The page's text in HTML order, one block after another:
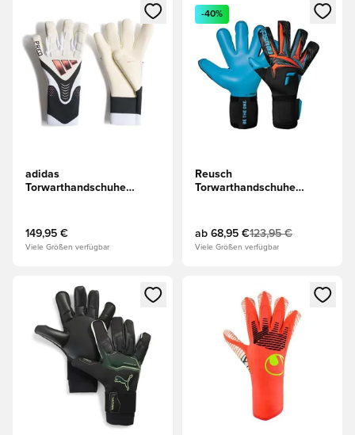
Öffnet ein neues Fenster zum Anmelden oder Registrieren
adidas
Torwarthandschuhe
Weiß/Schwarz/Solar Turbo
149,95 €
Viele Größen verfügbar
Öffnet ein neues Fenster
-40%
Reusch
Torwarthandschuhe
ab 68,95 €123,95 €
Viele Größen verfügbar
Öffnet ein neues Fenster zum Anmelden oder Registrieren
Öffnet ein neues Fenster